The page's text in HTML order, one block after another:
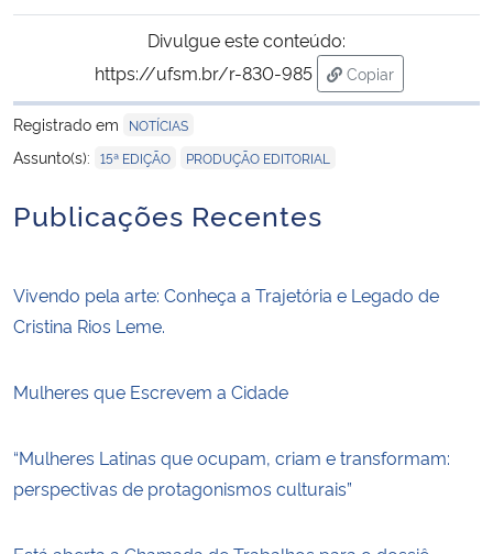
Divulgue este conteúdo:
https://ufsm.br/r-830-985
Copiar
para área de
Registrado em
NOTÍCIAS
Assunto(s): 15ª EDIÇÃO PRODUÇÃO EDITORIAL
Publicações Recentes
Vivendo pela arte: Conheça a Trajetória e Legado de
Cristina Rios Leme.
Mulheres que Escrevem a Cidade
“Mulheres Latinas que ocupam, criam e transformam:
perspectivas de protagonismos culturais”